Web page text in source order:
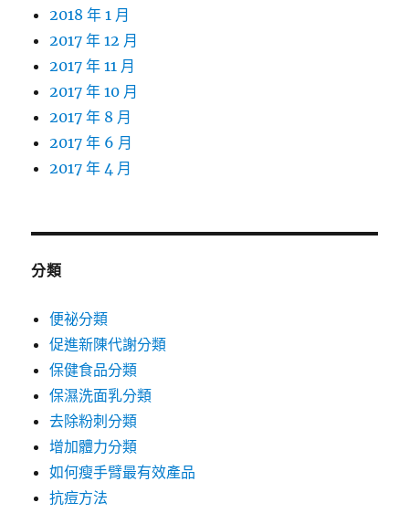
2018 年 1 月
2017 年 12 月
2017 年 11 月
2017 年 10 月
2017 年 8 月
2017 年 6 月
2017 年 4 月
分類
便祕分類
促進新陳代謝分類
保健食品分類
保濕洗面乳分類
去除粉刺分類
增加體力分類
如何瘦手臂最有效產品
抗痘方法